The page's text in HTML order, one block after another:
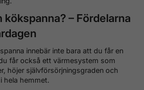
kökspanna? – Fördelarna
innebär inte bara att du får en
får också ett värmesystem som
höjer självförsörjningsgraden och
hela hemmet.